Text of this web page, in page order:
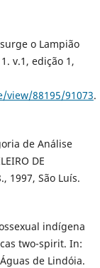
o Lampião
v.1, edição 1,
88195/91073.
de Análise
DE
1997, São Luís.
indígena
two-spirit. In:
Águas de Lindóia.